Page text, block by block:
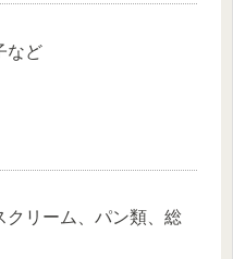
など
クリーム、パン類、総